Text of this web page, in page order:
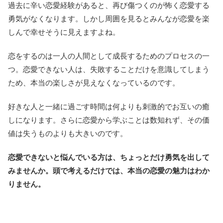
過去に辛い恋愛経験があると、再び傷つくのが怖く恋愛する
勇気がなくなります。しかし周囲を見るとみんなが恋愛を楽
しんで幸せそうに見えますよね。
恋をするのは一人の人間として成長するためのプロセスの一
つ。恋愛できない人は、失敗することだけを意識してしまう
ため、本当の楽しさが見えなくなっているのです。
好きな人と一緒に過ごす時間は何よりも刺激的でお互いの癒
しになります。さらに恋愛から学ぶことは数知れず、その価
値は失うものよりも大きいのです。
恋愛できないと悩んでいる方は、ちょっとだけ勇気を出して
みませんか。頭で考えるだけでは、本当の恋愛の魅力はわか
りません。